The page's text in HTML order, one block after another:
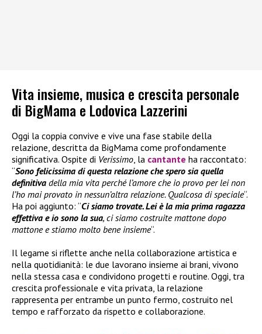
Vita insieme, musica e crescita personale
di BigMama e Lodovica Lazzerini
Oggi la coppia convive e vive una fase stabile della
relazione, descritta da BigMama come profondamente
significativa. Ospite di Verissimo, la cantante ha raccontato:
“Sono felicissima di questa relazione che spero sia quella
definitiva della mia vita perché l’amore che io provo per lei non
l’ho mai provato in nessun’altra relazione. Qualcosa di speciale“.
Ha poi aggiunto: “Ci siamo trovate. Lei è la mia prima ragazza
effettiva e io sono la sua, ci siamo costruite mattone dopo
mattone e stiamo molto bene insieme“.
Il legame si riflette anche nella collaborazione artistica e
nella quotidianità: le due lavorano insieme ai brani, vivono
nella stessa casa e condividono progetti e routine. Oggi, tra
crescita professionale e vita privata, la relazione
rappresenta per entrambe un punto fermo, costruito nel
tempo e rafforzato da rispetto e collaborazione.